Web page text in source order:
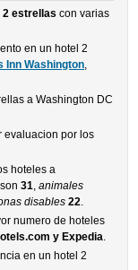
2 estrellas con varias
en un hotel 2
Inn Washington,
a Washington DC
evaluacion por los
hoteles a
31,animales
disables 22.
numero de hoteles
y Expedia.
en un hotel 2